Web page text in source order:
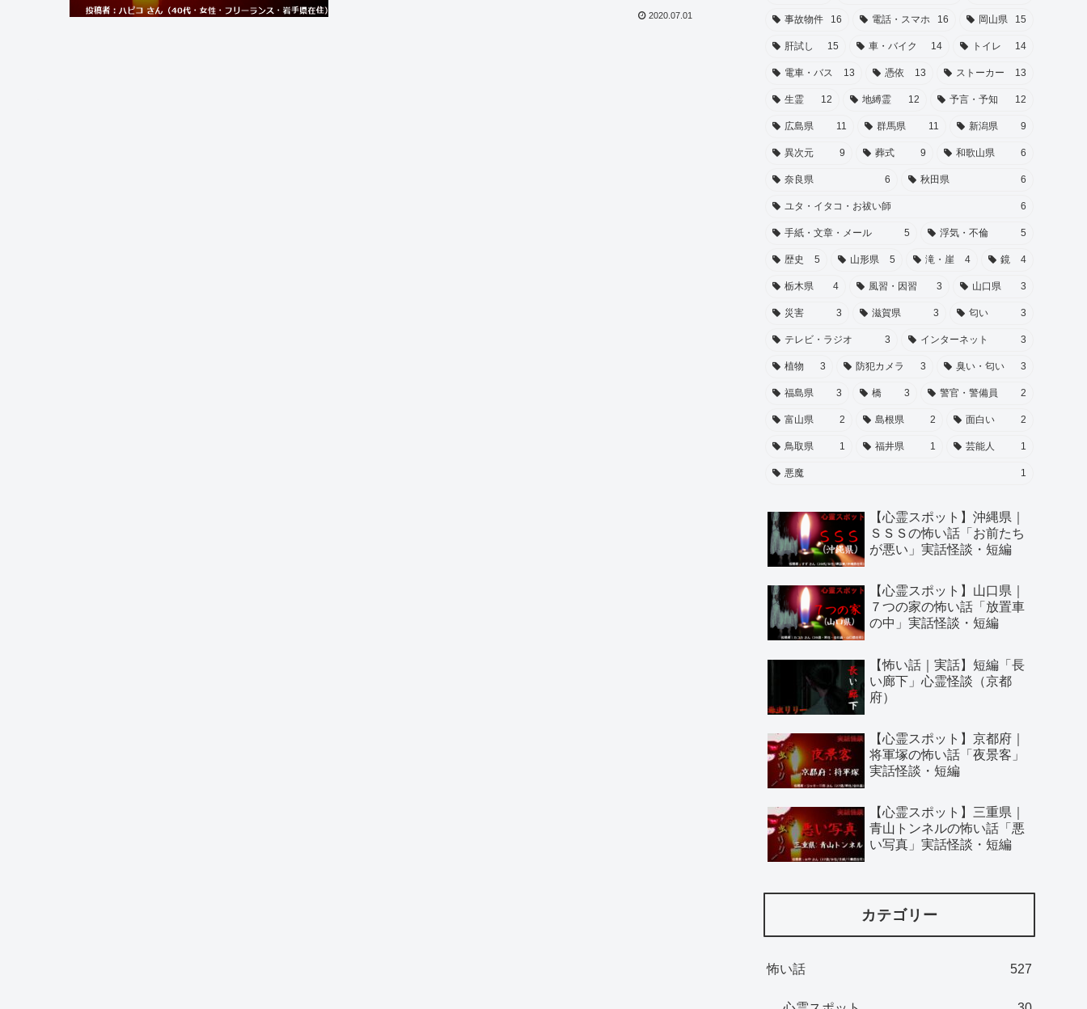
2020.07.01 事故物件 16 電話・スマホ 16 岡山県 15
肝試し 15 車・バイク 14 トイレ 14
電車・バス 13 憑依 13 ストーカー 13
生霊 12 地縛霊 12 予言・予知 12
広島県 11 群馬県 11 新潟県 9
異次元 9 葬式 9 和歌山県 6
奈良県 6 秋田県 6
ユタ・イタコ・お祓い師 6
手紙・文章・メール 5 浮気・不倫 5
歴史 5 山形県 5 滝・崖 4 鏡 4
栃木県 4 風習・因習 3 山口県 3
災害 3 滋賀県 3 匂い 3
テレビ・ラジオ 3 インターネット 3
植物 3 防犯カメラ 3 臭い・匂い 3
福島県 3 橋 3 警官・警備員 2
富山県 2 島根県 2 面白い 2
鳥取県 1 福井県 1 芸能人 1
悪魔 1
【心霊スポット】沖縄県｜
ＳＳＳの怖い話「お前たち
が悪い」実話怪談・短編
【心霊スポット】山口県｜
７つの家の怖い話「放置車
の中」実話怪談・短編
【怖い話｜実話】短編「長
い廊下」心霊怪談（京都
府）
【心霊スポット】京都府｜
将軍塚の怖い話「夜景客」
実話怪談・短編
【心霊スポット】三重県｜
青山トンネルの怖い話「悪
い写真」実話怪談・短編
カテゴリー
怖い話 527